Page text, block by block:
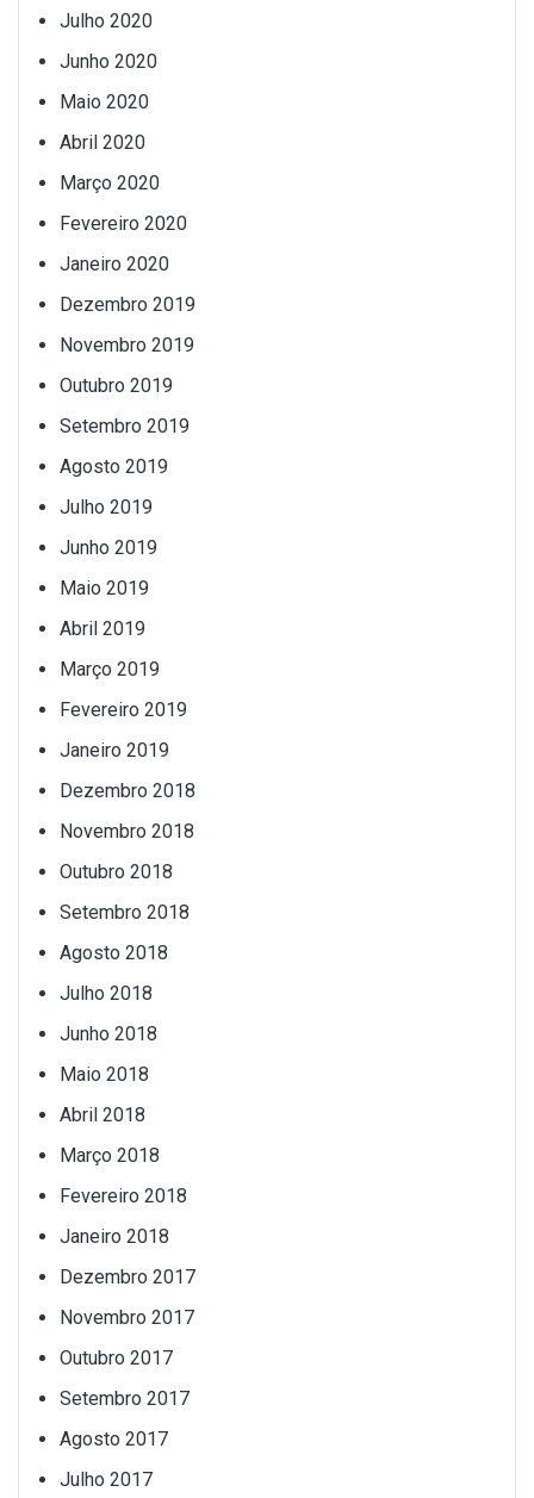
Julho 2020
Junho 2020
Maio 2020
Abril 2020
Março 2020
Fevereiro 2020
Janeiro 2020
Dezembro 2019
Novembro 2019
Outubro 2019
Setembro 2019
Agosto 2019
Julho 2019
Junho 2019
Maio 2019
Abril 2019
Março 2019
Fevereiro 2019
Janeiro 2019
Dezembro 2018
Novembro 2018
Outubro 2018
Setembro 2018
Agosto 2018
Julho 2018
Junho 2018
Maio 2018
Abril 2018
Março 2018
Fevereiro 2018
Janeiro 2018
Dezembro 2017
Novembro 2017
Outubro 2017
Setembro 2017
Agosto 2017
Julho 2017